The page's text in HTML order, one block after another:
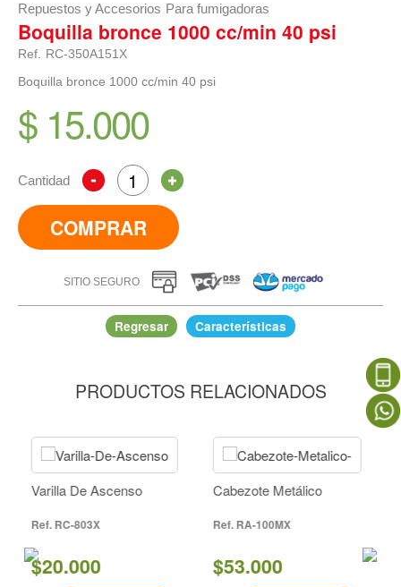
Repuestos y Accesorios Para fumigadoras
Boquilla bronce 1000 cc/min 40 psi
Ref. RC-350A151X
Boquilla bronce 1000 cc/min 40 psi
$ 15.000
Cantidad
COMPRAR
SITIO SEGURO
Regresar Características
IR A COMPRAR
PRODUCTOS RELACIONADOS
De Ascenso
RC-803X
Cabezote Metálico
RA-100MX
$53.000